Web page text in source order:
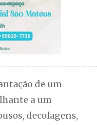
de um
a um
decolagens,